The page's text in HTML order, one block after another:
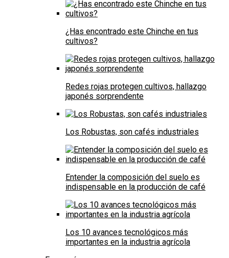
¿Has encontrado este Chinche en tus
cultivos?
Redes rojas protegen cultivos, hallazgo
japonés sorprendente
Los Robustas, son cafés industriales
Entender la composición del suelo es
indispensable en la producción de café
Los 10 avances tecnológicos más
importantes en la industria agrícola